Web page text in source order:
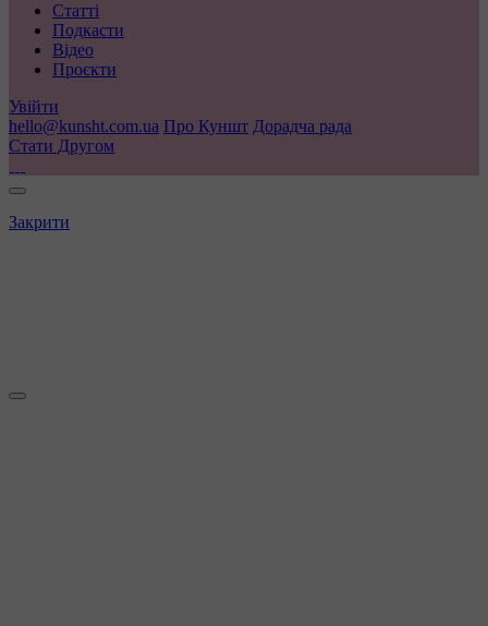
Статті
Подкасти
Відео
Проєкти
Увійти
hello@kunsht.com.ua Про Куншт Дорадча рада
Стати Другом
Закрити